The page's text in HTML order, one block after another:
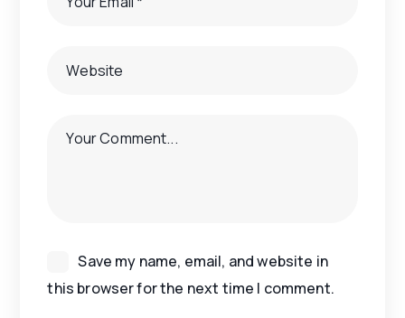
Save my name, email, and website in
this browser for the next time I comment.